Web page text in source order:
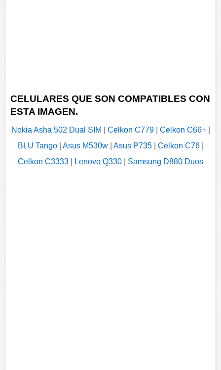
CELULARES QUE SON COMPATIBLES CON
ESTA IMAGEN.
Nokia Asha 502 Dual SIM Celkon C779| Celkon C66+|
BLU Tango| Asus M530w| Asus P735| Celkon C76|
Celkon C3333
Lenovo Q330 Samsung D880 Duos